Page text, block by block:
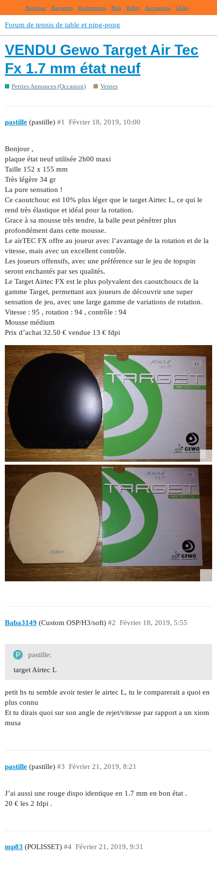
Boutique Raquettes Revêtements Bois Balles Accessoires Clubs
Forum de tennis de table et ping-pong
VENDU Gewo Target Air Tec
Fx 1.7 mm état neuf
Petites Annonces (Occasion) Ventes
pastille (pastille) Février 18, 2019, 10:00
#1
Bonjour ,
plaque état neuf utilisée 2h00 maxi
Taille 152 x 155 mm
Très légère 34 gr
La pure sensation !
Ce caoutchouc est 10% plus léger que le target Airtec L, ce qui le
rend très élastique et idéal pour la rotation.
Grace à sa mousse très tendre, la balle peut pénétrer plus
profondément dans cette mousse.
Le airTEC FX offre au joueur avec l’avantage de la rotation et de la
vitesse, mais avec un excellent contrôle.
Les joueurs offensifs, avec une préférence sur le jeu de topspin
seront enchantés par ses qualités.
Le Target Airtec FX est le plus polyvalent des caoutchoucs de la
gamme Target, permettant aux joueurs de découvrir une super
sensation de jeu, avec une large gamme de variations de rotation.
Vitesse : 95 , rotation : 94 , contrôle : 94
Mousse médium
Prix d’achat 32.50 € vendue 13 € fdpi
Baba3149 (Custom OSP/H3/soft) Février 18, 2019, 5:55
#2
pastille:
target Airtec L
petit hs tu semble avoir tester le airtec L, tu le comparerait a quoi en
plus connu
Et tu dirais quoi sur son angle de rejet/vitesse par rapport a un xiom
musa
pastille (pastille) Février 21, 2019, 8:21
#3
J’ai aussi une rouge dispo identique en 1.7 mm en bon état .
20 € les 2 fdpi .
mp83 (POLISSET) Février 21, 2019, 9:31
#4